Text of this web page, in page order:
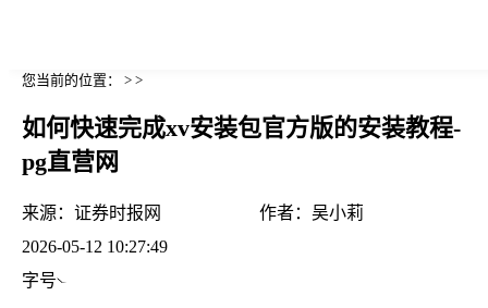
您当前的位置： > >
如何快速完成xv安装包官方版的安装教程-
pg直营网
来源： 证券时报网 作者： 吴小莉
2026-05-12 10:27:49
字号